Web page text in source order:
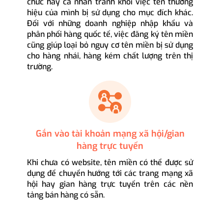
hiệu của mình bị sử dụng cho mục đích khác.
Đối với những doanh nghiệp nhập khẩu và
phân phối hàng quốc tế, việc đăng ký tên miền
cũng giúp loại bỏ nguy cơ tên miền bị sử dụng
cho hàng nhái, hàng kém chất lượng trên thị
trường.
Gắn vào tài khoản mạng xã hội/gian
hàng trực tuyến
Khi chưa có website, tên miền có thể được sử
dụng để chuyển hướng tới các trang mạng xã
hội hay gian hàng trực tuyến trên các nền
tảng bán hàng có sẵn.